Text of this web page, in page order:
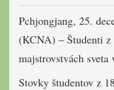
Pchjongjang, 25.
(KCNA) – Študenti
majstrovstvách sveta
Stovky študentov z